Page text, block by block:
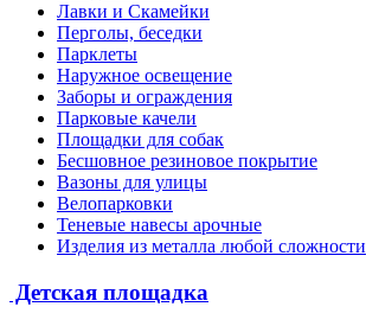
Лавки и Скамейки
Перголы, беседки
Парклеты
Наружное освещение
Заборы и ограждения
Парковые качели
Площадки для собак
Бесшовное резиновое покрытие
Вазоны для улицы
Велопарковки
Теневые навесы арочные
Изделия из металла любой сложности
Детская площадка